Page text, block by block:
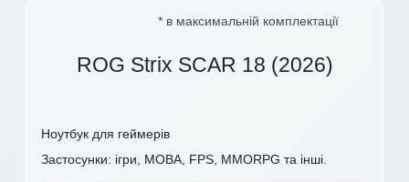
* в максимальній комплектації
ROG Strix SCAR 18 (2026)
Ноутбук для геймерів
Застосунки: ігри, MOBA, FPS, MMORPG та інші.